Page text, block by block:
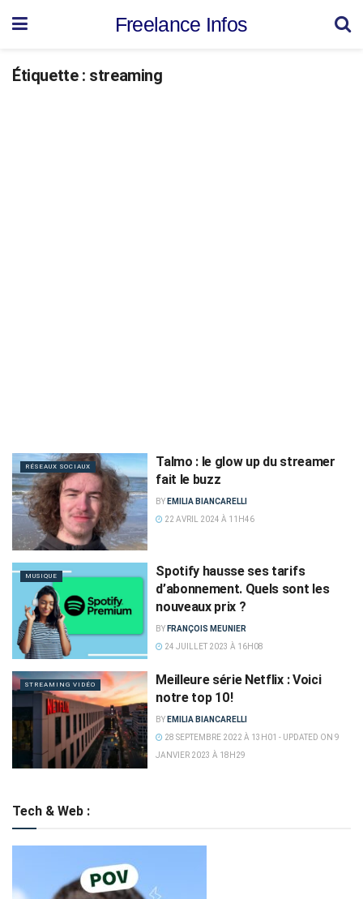
Freelance Infos
Étiquette : streaming
RÉSEAUX SOCIAUX
Talmo : le glow up du streamer
fait le buzz
BY EMILIA BIANCARELLI
22 AVRIL 2024 À 11H46
MUSIQUE
Spotify hausse ses tarifs
d’abonnement. Quels sont les
nouveaux prix ?
BY FRANÇOIS MEUNIER
24 JUILLET 2023 À 16H08
STREAMING VIDÉO
Meilleure série Netflix : Voici
notre top 10 !
BY EMILIA BIANCARELLI
28 SEPTEMBRE 2022 À 13H01 - UPDATED ON 9
JANVIER 2023 À 18H29
Tech & Web :